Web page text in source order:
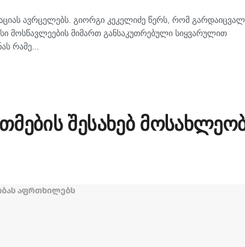
ავრცელებს. გიორგი კეკელიძე წერს, რომ
მოსწავლეების მიმართ განსაკუთრებული სიყვარულით
რამე...
შესახებ